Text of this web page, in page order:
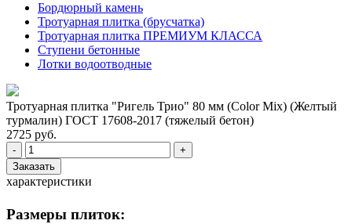
Бордюрный камень
Тротуарная плитка (брусчатка)
Тротуарная плитка ПРЕМИУМ КЛАССА
Ступени бетонные
Лотки водоотводные
Тротуарная плитка "Ригель Трио" 80 мм (Color Mix) (Желтый
турмалин) ГОСТ 17608-2017 (тяжелый бетон)
2725 руб.
-
+
Заказать
характеристики
Размеры плиток: